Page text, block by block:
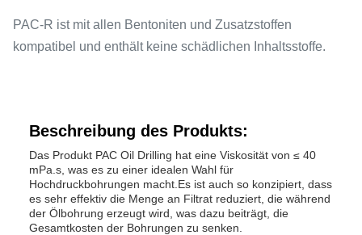
PAC-R ist mit allen Bentoniten und Zusatzstoffen
kompatibel und enthält keine schädlichen Inhaltsstoffe.
Beschreibung des Produkts:
Das Produkt PAC Oil Drilling hat eine Viskosität von ≤ 40
mPa.s, was es zu einer idealen Wahl für
Hochdruckbohrungen macht.Es ist auch so konzipiert, dass
es sehr effektiv die Menge an Filtrat reduziert, die während
der Ölbohrung erzeugt wird, was dazu beiträgt, die
Gesamtkosten der Bohrungen zu senken.